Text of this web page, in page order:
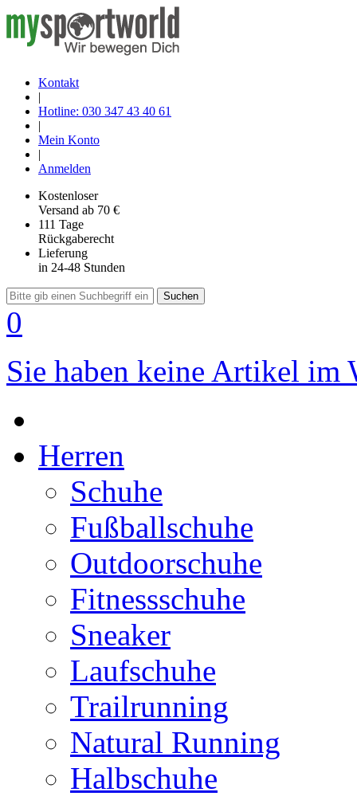
Kontakt
|
Hotline: 030 347 43 40 61
|
Mein Konto
|
Anmelden
Kostenloser
Versand ab 70 €
111 Tage
Rückgaberecht
Lieferung
in 24-48 Stunden
Suchen
0
Sie haben keine Artikel im
Herren
Schuhe
Fußballschuhe
Outdoorschuhe
Fitnessschuhe
Sneaker
Laufschuhe
Trailrunning
Natural Running
Halbschuhe